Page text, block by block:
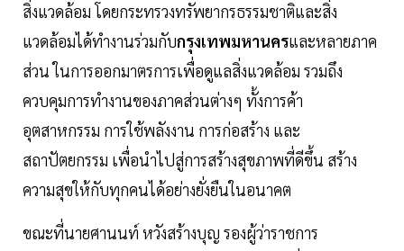
สิ่งแวดล้อม โดยกระทรวงทรัพยากรธรรมชาติและสิ่ง
แวดล้อมได้ทำงานร่วมกับกรุงเทพมหานครและหลายภาค
ส่วน ในการออกมาตรการเพื่อดูแลสิ่งแวดล้อม รวมถึง
ควบคุมการทำงานของภาคส่วนต่างๆ ทั้งการค้า
อุตสาหกรรม การใช้พลังงาน การก่อสร้าง และ
สถาปัตยกรรม เพื่อนำไปสู่การสร้างสุขภาพที่ดีขึ้น สร้าง
ความสุขให้กับทุกคนได้อย่างยั่งยืนในอนาคต
ขณะที่นายศานนท์ หวังสร้างบุญ รองผู้ว่าราชการ